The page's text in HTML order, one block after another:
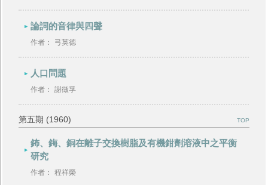
論詞的音律與四聲
作者： 弓英德
人口問題
作者： 謝徵孚
第五期 (1960) TOP
鈽、鋂、銅在離子交換樹脂及有機鉗劑溶液中之平衡
研究
作者： 程祥榮